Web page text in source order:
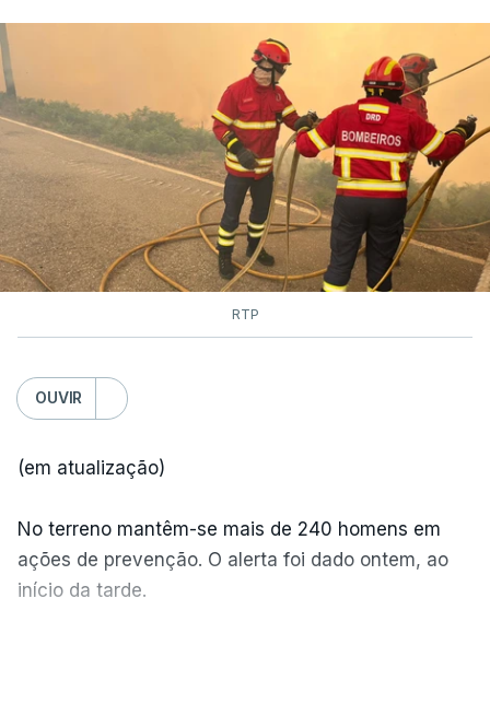
RTP
OUVIR
(em atualização)
No terreno mantêm-se mais de 240 homens em
ações de prevenção. O alerta foi dado ontem, ao
início da tarde.